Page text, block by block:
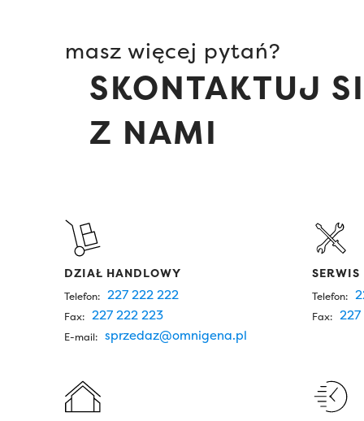
masz więcej pytań?
SKONTAKTUJ
Z NAMI
DZIAŁ HANDLOWY
Telefon: 227 222 222
Fax: 227 222 223
E-mail: sprzedaz@omnigena.pl
SERWIS
Telefon:
Fax: 227